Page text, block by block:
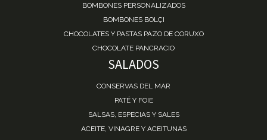
BOMBONES PERSONALIZADOS
BOMBONES BOLÇI
CHOCOLATES Y PASTAS PAZO DE CORUXO
CHOCOLATE PANCRACIO
SALADOS
CONSERVAS DEL MAR
PATÉ Y FOIE
SALSAS, ESPECIAS Y SALES
ACEITE, VINAGRE Y ACEITUNAS